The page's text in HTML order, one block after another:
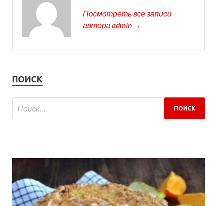
Посмотреть все записи
автора admin →
ПОИСК